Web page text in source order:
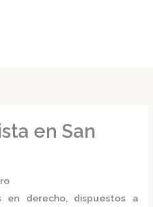
en San
en derecho, dispuestos a